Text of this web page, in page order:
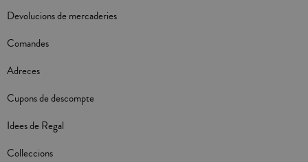
Devolucions de mercaderies
Comandes
Adreces
Cupons de descompte
Idees de Regal
Colleccions